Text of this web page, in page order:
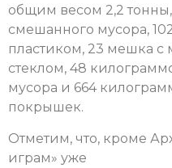
общим весом 2,2
смешанного мусора,
пластиком, 23 мешка с
стеклом, 48
мусора и 664
покрышек.
Отметим, что, кроме
играм» уже